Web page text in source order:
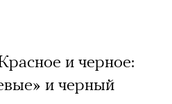
и черное:
и черный